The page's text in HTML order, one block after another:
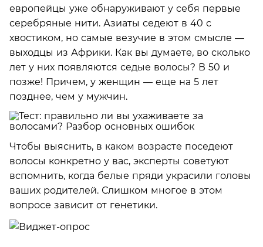
европейцы уже обнаруживают у себя первые
серебряные нити. Азиаты седеют в 40 с
хвостиком, но самые везучие в этом смысле —
выходцы из Африки. Как вы думаете, во сколько
лет у них появляются седые волосы? В 50 и
позже! Причем, у женщин — еще на 5 лет
позднее, чем у мужчин.
Чтобы выяснить, в каком возрасте поседеют
волосы конкретно у вас, эксперты советуют
вспомнить, когда белые пряди украсили головы
ваших родителей. Слишком многое в этом
вопросе зависит от генетики.